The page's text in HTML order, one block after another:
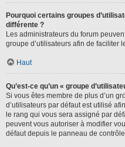
Pourquoi certains groupes
différente ?
Les administrateurs du forum
groupe d’utilisateurs afin de faciliter
Haut
Qu’est-ce qu’un « groupe
Si vous êtes membre de plus d’un
d’utilisateurs par défaut est utilisé
le rang qui vous sera assigné par
peuvent vous autoriser à modifier
défaut depuis le panneau de contrôle